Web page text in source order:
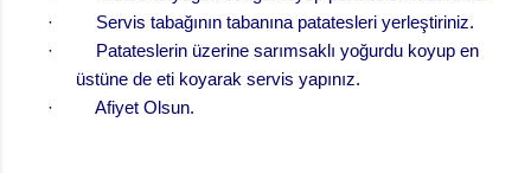
· Servis tabağının tabanına patatesleri yerleştiriniz.
· Patateslerin üzerine sarımsaklı yoğurdu koyup en
üstüne de eti koyarak servis yapınız.
· Afiyet Olsun.